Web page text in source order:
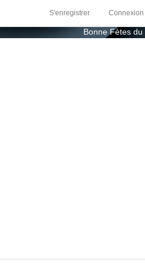
S'enregistrer Connexion
Bonne Fètes du